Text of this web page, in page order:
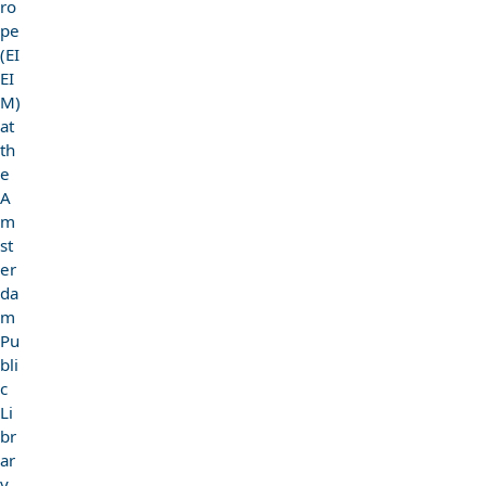
ro
pe
(EI
EI
M)
at
th
e
A
m
st
er
da
m
Pu
bli
c
Li
br
ar